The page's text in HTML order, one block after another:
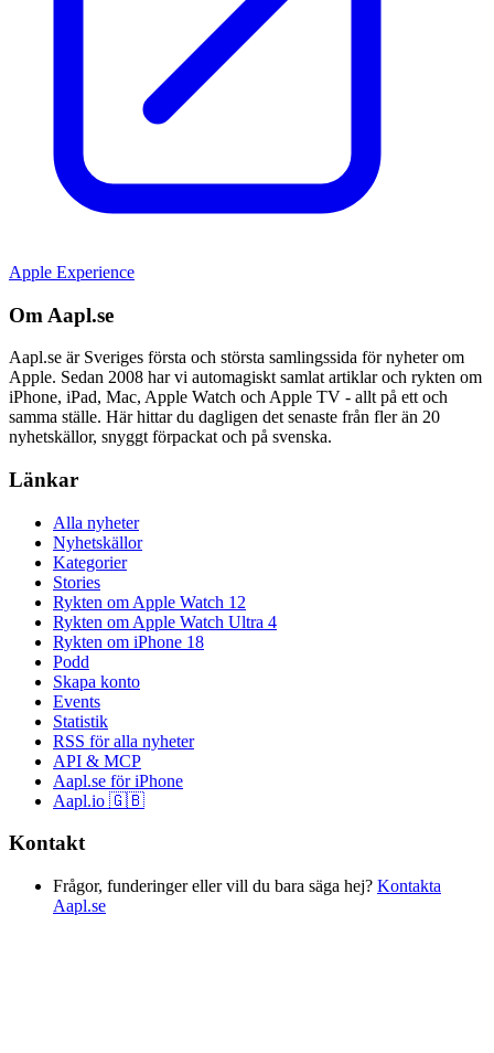
Apple Experience
Om Aapl.se
Aapl.se är Sveriges första och största samlingssida för nyheter om
Apple. Sedan 2008 har vi automagiskt samlat artiklar och rykten om
iPhone, iPad, Mac, Apple Watch och Apple TV - allt på ett och
samma ställe. Här hittar du dagligen det senaste från fler än 20
nyhetskällor, snyggt förpackat och på svenska.
Länkar
Alla nyheter
Nyhetskällor
Kategorier
Stories
Rykten om Apple Watch 12
Rykten om Apple Watch Ultra 4
Rykten om iPhone 18
Podd
Skapa konto
Events
Statistik
RSS för alla nyheter
API & MCP
Aapl.se för iPhone
Aapl.io 🇬🇧
Kontakt
Frågor, funderinger eller vill du bara säga hej? Kontakta
Aapl.se